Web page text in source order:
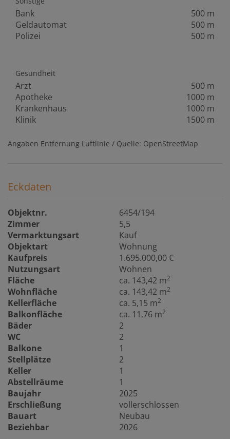
Bank
500 m
Geldautomat
500 m
Polizei
500 m
Gesundheit
Arzt
500 m
Apotheke
1000 m
Krankenhaus
1000 m
Klinik
1500 m
Angaben Entfernung Luftlinie / Quelle: OpenStreetMap
Eckdaten
Objektnr.
6454/194
Zimmer
5,5
Vermarktungsart
Kauf
Objektart
Wohnung
Kaufpreis
1.695.000,00 €
Nutzungsart
Wohnen
Fläche
ca. 143,42 m2
Wohnfläche ca. 143,42 m2
Kellerfläche ca. 5,15 m2
Balkonfläche ca. 11,76 m2
Bäder
2
WC
2
Balkone
1
Stellplätze
2
Keller
1
Abstellräume
1
Baujahr
2025
Erschließung
vollerschlossen
Bauart
Neubau
Beziehbar
2026